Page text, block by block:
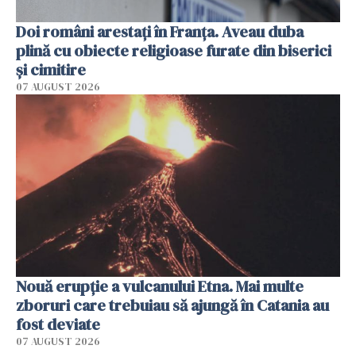
Doi români arestați în Franța. Aveau duba
plină cu obiecte religioase furate din biserici
și cimitire
07 AUGUST 2026
Nouă erupție a vulcanului Etna. Mai multe
zboruri care trebuiau să ajungă în Catania au
fost deviate
07 AUGUST 2026